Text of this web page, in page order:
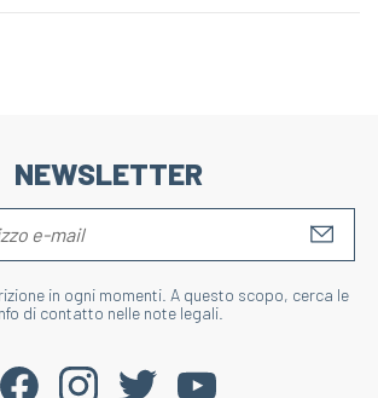
NEWSLETTER
in ogni momenti. A questo scopo, cerca le
di contatto nelle note legali.